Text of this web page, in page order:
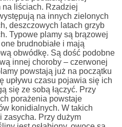
na liściach. Rzadziej
na innych zielonych
deszczowych latach grzyb
Typowe plamy są brązowej
brudnobiałe i mają
obwódkę. Są dość podobne
innej choroby – czerwonej
powstają już na początku
upływu czasu pojawia się ich
się ze sobą łączyć. Przy
porażenia powstaje
konidialnych. W takich
zasycha. Przy dużym